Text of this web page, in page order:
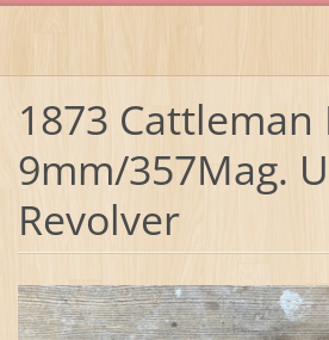
1873 Cattleman
9mm/357Mag.
Revolver